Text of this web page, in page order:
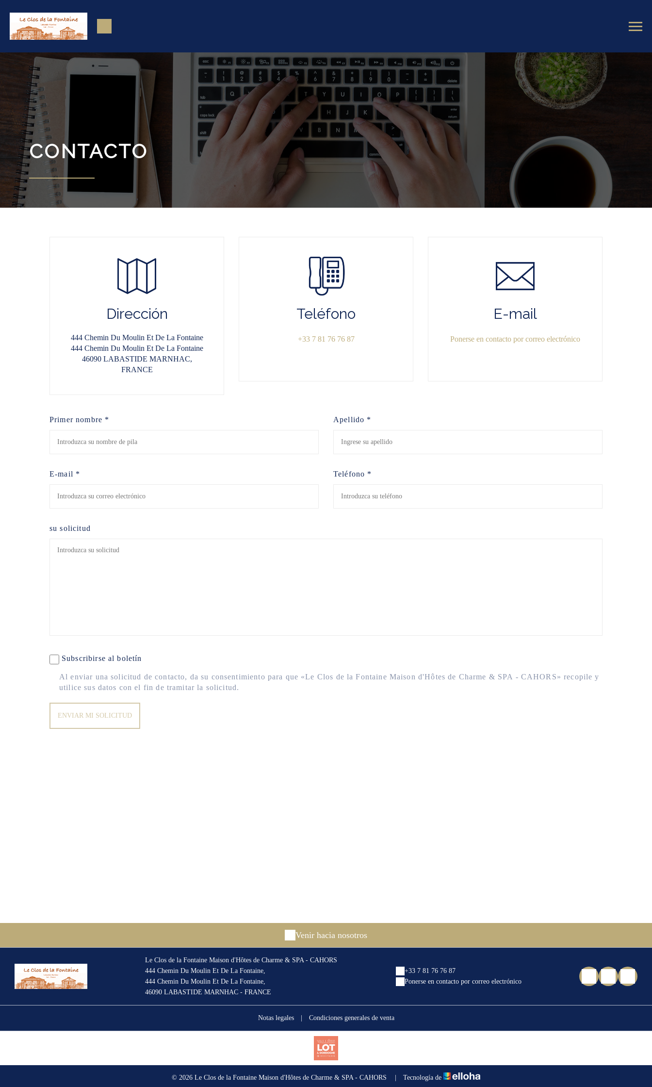
CONTACTO
Dirección
444 Chemin Du Moulin Et De La Fontaine
444 Chemin Du Moulin Et De La Fontaine
46090 LABASTIDE MARNHAC,
FRANCE
Teléfono
+33 7 81 76 76 87
E-mail
Ponerse en contacto por correo electrónico
Primer nombre * Apellido *
E-mail * Teléfono *
su solicitud
Subscribirse al boletín
Al enviar una solicitud de contacto, da su consentimiento para que «Le Clos de la Fontaine Maison d'Hôtes de Charme & SPA - CAHORS» recopile y
utilice sus datos con el fin de tramitar la solicitud.
Venir hacia nosotros
Le Clos de la Fontaine Maison d'Hôtes de Charme & SPA - CAHORS
444 Chemin Du Moulin Et De La Fontaine,
444 Chemin Du Moulin Et De La Fontaine,
46090 LABASTIDE MARNHAC - FRANCE
+33 7 81 76 76 87
Ponerse en contacto por correo electrónico
Notas legales Condiciones generales de venta
© 2026 Le Clos de la Fontaine Maison d'Hôtes de Charme & SPA - CAHORS Tecnología de